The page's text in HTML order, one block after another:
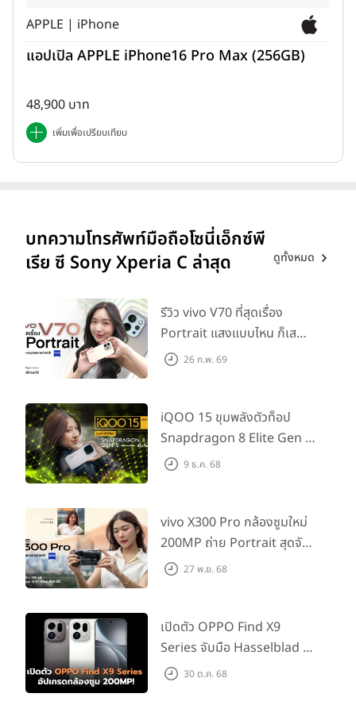
APPLE | iPhone
แอปเปิล APPLE iPhone16 Pro Max (256GB)
48,900 บาท
เพิ่มเพื่อเปรียบเทียบ
บทความโทรศัพท์มือถือโซนี่เอ็กซ์พี
เรีย ซี Sony Xperia C ล่าสุด
ดูทั้งหมด
รีวิว vivo V70 ที่สุดเรื่อง
Portrait แสงแบบไหน ก็เส
กช็อตให้สวยได้!
26 ก.พ. 69
iQOO 15 ขุมพลังตัวท็อป
Snapdragon 8 Elite Gen 5
เล่นลื่นทุกเกม!
9 ธ.ค. 68
vivo X300 Pro กล้องซูมใหม่
200MP ถ่าย Portrait สุดจัด
ต่อเลนส์เสริมได้!
27 พ.ย. 68
เปิดตัว OPPO Find X9
Series จับมือ Hasselblad อัป
เกรดกล้องซูม 200MP!
30 ต.ค. 68